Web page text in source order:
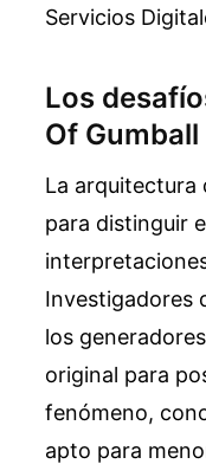
Servicios
Los
Of Gumball
La arquitectura
para distinguir
Investigadores
los
original para
fenómeno,
apto para